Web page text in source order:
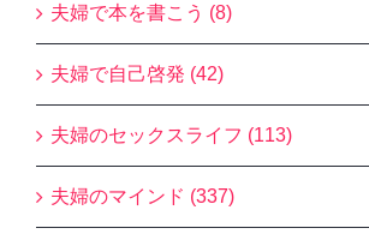
夫婦で本を書こう (8)
夫婦で自己啓発 (42)
夫婦のセックスライフ (113)
夫婦のマインド (337)